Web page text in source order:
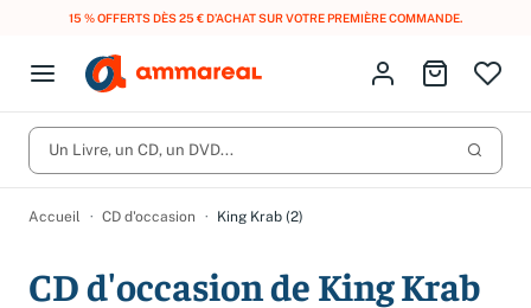
15 % OFFERTS DÈS 25 € D’ACHAT SUR VOTRE PREMIÈRE COMMANDE.
Open menu
Fermer le menu
CD d'occasion
DVD d'occasion
Lancer
Identifiez-vous
Aller au
Un Livre, un CD, un DVD...
Accueil CD d'occasion King Krab (2)
CD d'occasion de King Krab